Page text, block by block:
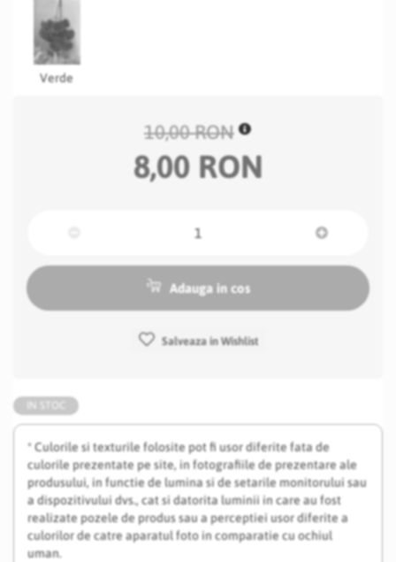
* Culorile si texturile folosite pot fi usor diferite fata de
culorile prezentate pe site, in fotografiile de prezentare ale
produsului, in functie de lumina si de setarile monitorului sau
a dispozitivului dvs., cat si datorita luminii in care au fost
realizate pozele de produs sau a perceptiei usor diferite a
culorilor de catre aparatul foto in comparatie cu ochiul
uman.
Verde
10,00 RON
8,00 RON
Adauga in cos
Salveaza in Wishlist